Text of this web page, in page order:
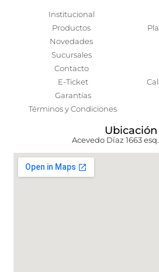
Institucional
Productos
Novedades
Sucursales
Contacto
E-Ticket
Garantías
Términos y Condiciones
Ubicación
Acevedo Díaz 1663